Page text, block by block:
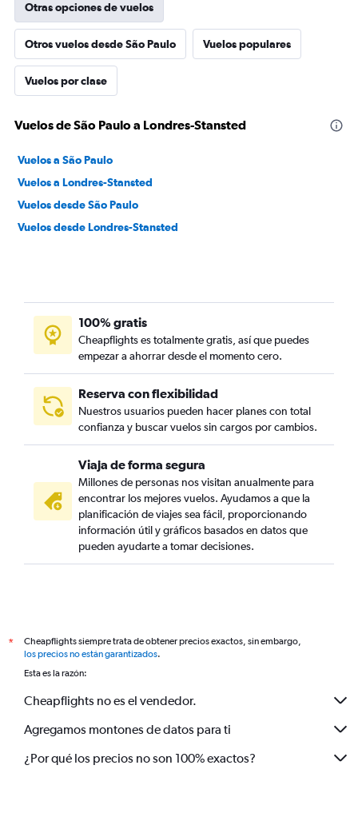
Otras opciones de vuelos
Otros vuelos desde São Paulo Vuelos populares
Vuelos por clase
Vuelos de São Paulo a Londres-Stansted
Vuelos a São Paulo
Vuelos a Londres-Stansted
Vuelos desde São Paulo
Vuelos desde Londres-Stansted
100% gratis
Cheapflights es totalmente gratis, así que puedes
empezar a ahorrar desde el momento cero.
Reserva con flexibilidad
Nuestros usuarios pueden hacer planes con total
confianza y buscar vuelos sin cargos por cambios.
Viaja de forma segura
Millones de personas nos visitan anualmente para
encontrar los mejores vuelos. Ayudamos a que la
planificación de viajes sea fácil, proporcionando
información útil y gráficos basados en datos que
pueden ayudarte a tomar decisiones.
*
Cheapflights siempre trata de obtener precios exactos, sin embargo,
los precios no están garantizados.
Esta es la razón:
Cheapflights no es el vendedor.
Agregamos montones de datos para ti
¿Por qué los precios no son 100% exactos?